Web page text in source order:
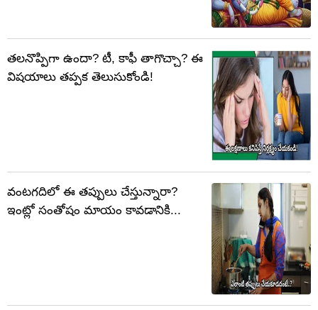
తలనొప్పిగా ఉందా? టీ, కాఫీ తాగొచ్చా? ఈ
విషయాలు తప్పక తెలుసుకోండి!
వంటగదిలో ఈ తప్పులు చేస్తున్నారా?
ఇంట్లో సంతోషం మాయం కావడానికి...